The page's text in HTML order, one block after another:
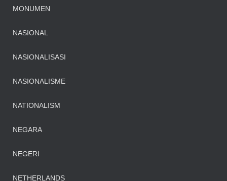
MONUMEN
NASIONAL
NASIONALISASI
NASIONALISME
NATIONALISM
NEGARA
NEGERI
NETHERLANDS